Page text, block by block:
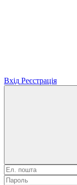
Вхід Реєстрація